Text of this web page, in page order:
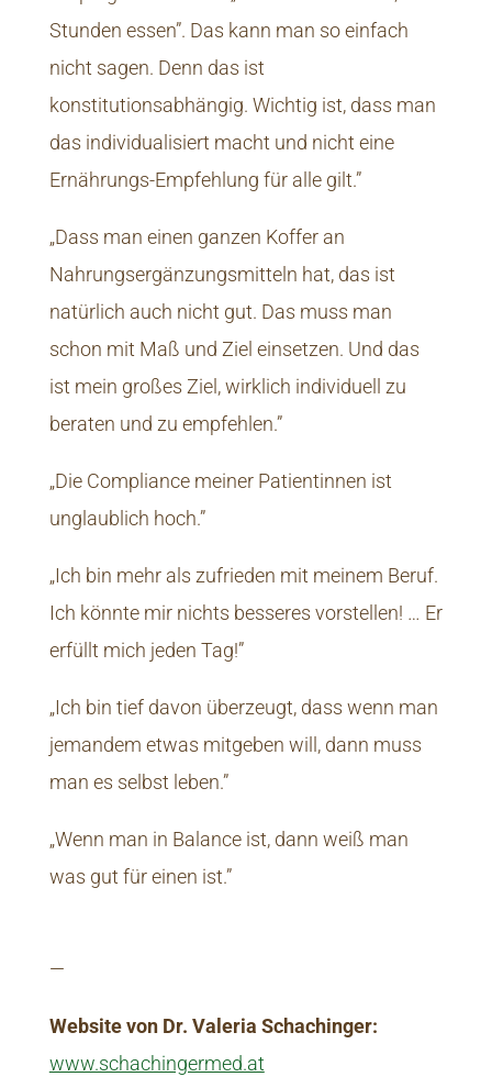
Stunden essen”. Das kann man so einfach
nicht sagen. Denn das ist
konstitutionsabhängig. Wichtig ist, dass man
das individualisiert macht und nicht eine
Ernährungs-Empfehlung für alle gilt.”
„Dass man einen ganzen Koffer an
Nahrungsergänzungsmitteln hat, das ist
natürlich auch nicht gut. Das muss man
schon mit Maß und Ziel einsetzen. Und das
ist mein großes Ziel, wirklich individuell zu
beraten und zu empfehlen.”
„Die Compliance meiner Patientinnen ist
unglaublich hoch.”
„Ich bin mehr als zufrieden mit meinem Beruf.
Ich könnte mir nichts besseres vorstellen! … Er
erfüllt mich jeden Tag!”
„Ich bin tief davon überzeugt, dass wenn man
jemandem etwas mitgeben will, dann muss
man es selbst leben.”
„Wenn man in Balance ist, dann weiß man
was gut für einen ist.”
—
Website von Dr. Valeria Schachinger:
www.schachingermed.at